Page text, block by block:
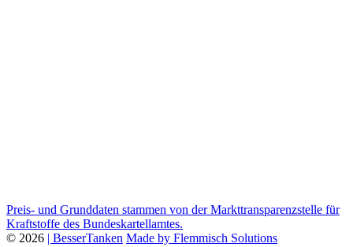
Preis- und Grunddaten stammen von der Markttransparenzstelle für
Kraftstoffe des Bundeskartellamtes.
© 2026 | BesserTanken Made by Flemmisch Solutions